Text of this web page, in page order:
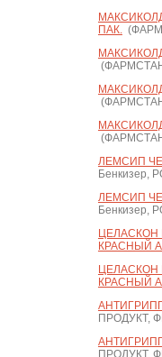
ПАК.
ЛЕМСИП
Бенкизер,
ЛЕМСИП
Бенкизер,
ЦЕЛАСКОН
КРАСНЫЙ
ЦЕЛАСКОН
КРАСНЫЙ
ПРОДУКТ,
ПРОДУКТ,